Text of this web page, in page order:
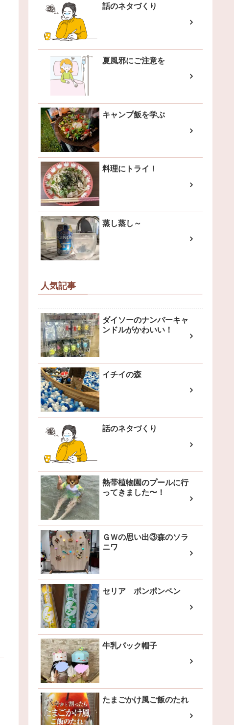
話のネタづくり
夏風邪にご注意を
キャンプ飯を学ぶ
料理にトライ！
蒸し蒸し～
人気記事
ダイソーのナンバーキャ
ンドルがかわいい！
イチイの森
話のネタづくり
熱帯植物園のプールに行
ってきました〜！
ＧＷの思い出③森のソラ
ニワ
セリア ポンポンペン
牛乳パック帽子
たまごかけ風ご飯のたれ